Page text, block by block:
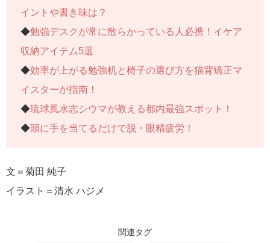
イントや書き味は？
◆勉強デスクが常に散らかっている人必携！イケア
収納アイテム5選
◆効率が上がる勉強机と椅子の選び方を猫背矯正マ
イスターが指南！
◆琉球風水志シウマが教える都内最強スポット！
◆頭に手を当てるだけで脱・眼精疲労！
文＝菊田 純子
イラスト＝清水 ハジメ
関連タグ